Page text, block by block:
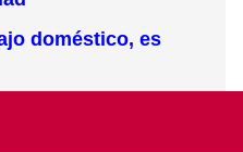
doméstico, es